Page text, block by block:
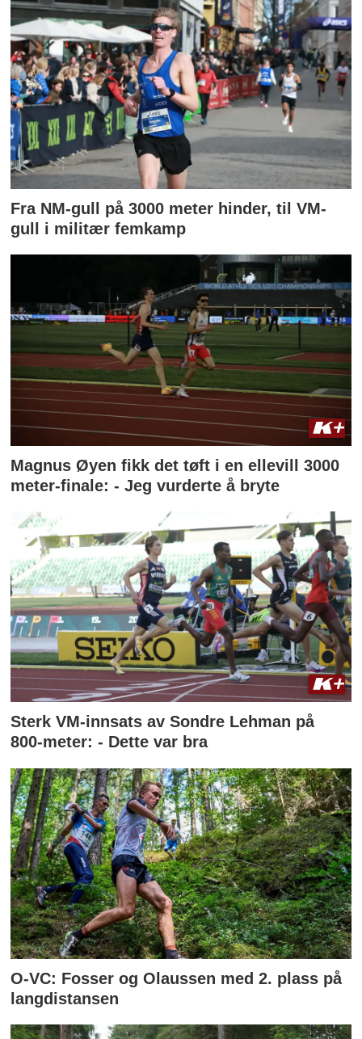
Fra NM-gull på 3000 meter hinder, til VM-
gull i militær femkamp
Magnus Øyen fikk det tøft i en ellevill 3000
meter-finale: - Jeg vurderte å bryte
Sterk VM-innsats av Sondre Lehman på
800-meter: - Dette var bra
O-VC: Fosser og Olaussen med 2. plass på
langdistansen